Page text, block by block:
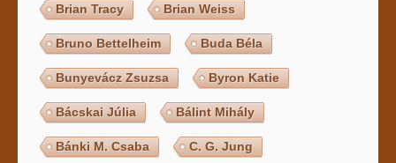
Brian Tracy Brian Weiss
Bruno Bettelheim Buda Béla
Bunyevácz Zsuzsa Byron Katie
Bácskai Júlia Bálint Mihály
Bánki M. Csaba C. G. Jung